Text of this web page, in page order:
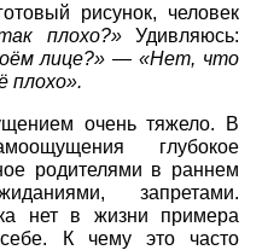
рисунок, человек
плохо?»Удивляюсь:
лице?» — «Нет, что
плохо».
очень тяжело. В
глубокое
родителями в раннем
запретами.
нет в жизни примера
К чему это часто